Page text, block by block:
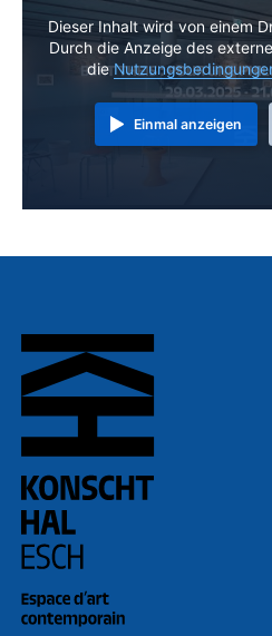
Dieser Inhalt wird von einem
Durch die Anzeige des
die
Einmal anzeigen